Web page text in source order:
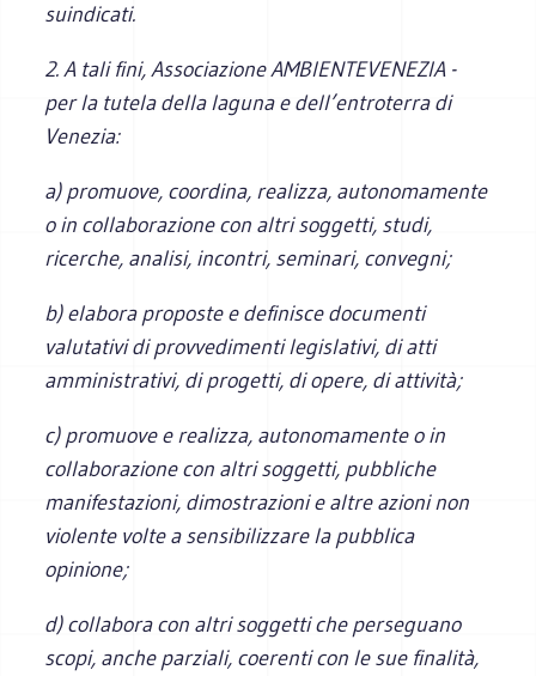
suindicati.
2. A tali fini, Associazione AMBIENTEVENEZIA -
per la tutela della laguna e dell’entroterra di
Venezia:
a) promuove, coordina, realizza, autonomamente
o in collaborazione con altri soggetti, studi,
ricerche, analisi, incontri, seminari, convegni;
b) elabora proposte e definisce documenti
valutativi di provvedimenti legislativi, di atti
amministrativi, di progetti, di opere, di attività;
c) promuove e realizza, autonomamente o in
collaborazione con altri soggetti, pubbliche
manifestazioni, dimostrazioni e altre azioni non
violente volte a sensibilizzare la pubblica
opinione;
d) collabora con altri soggetti che perseguano
scopi, anche parziali, coerenti con le sue finalità,